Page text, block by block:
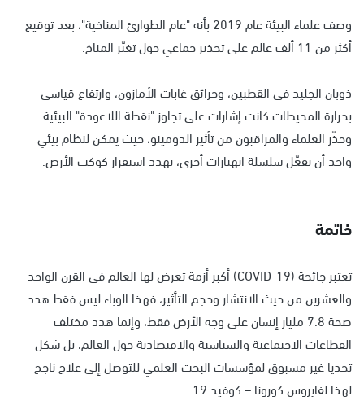
وصف علماء البيئة عام 2019 بأنه "عام الطوارئ المناخية"، بعد توقيع
أكثر من 11 ألف عالم على تحذير جماعي حول تغيّر المناخ.
ذوبان الجليد في القطبين، وحرائق غابات الأمازون، وارتفاع قياسي
بحرارة المحيطات كانت إشارات على تجاوز "نقطة اللاعودة" البيئية.
وحذّر العلماء والمراقبون من تأثير الدومينو، حيث يمكن لنظام بيئي
واحد أن يفعّل سلسلة انهيارات أخرى، تهدد استقرار كوكب الأرض.
خاتمة
تعتبر جائحة (COVID-19) أكبر أزمة تعرض لها العالم في القرن الواحد
والعشرين من حيث الانتشار وحجم التأثير، فهذا الوباء ليس فقط هدد
صحة 7.8 مليار إنسان على وجه الأرض فقط، وإنما هدد مختلف
القطاعات الاجتماعية والسياسية والاقتصادية حول العالم، بل شكل
تحديا غير مسبوق لمؤسسات البحث العلمي للتوصل إلى علاج ناجح
لهذا لفايروس كورونا – كوفيد 19.